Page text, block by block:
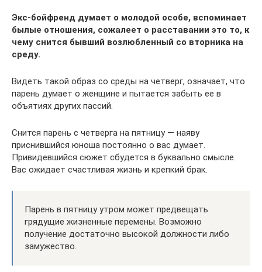
Экс-бойфренд думает о молодой особе, вспоминает
былые отношения, сожалеет о расставании это то, к
чему снится бывший возлюбленный со вторника на
среду.
Видеть такой образ со среды на четверг, означает, что
парень думает о женщине и пытается забыть ее в
объятиях других пассий.
Снится парень с четверга на пятницу — наяву
приснившийся юноша постоянно о вас думает.
Привидевшийся сюжет сбудется в буквально смысле.
Вас ожидает счастливая жизнь и крепкий брак.
Парень в пятницу утром может предвещать
грядущие жизненные перемены. Возможно
получение достаточно высокой должности либо
замужество.